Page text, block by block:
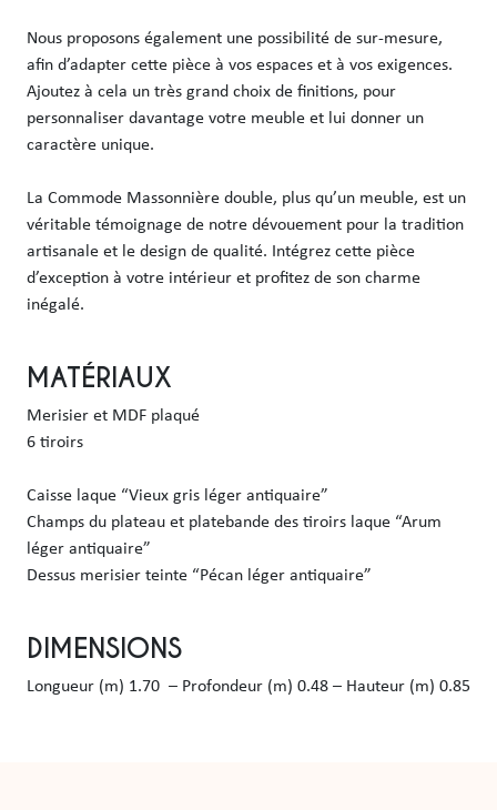
Nous proposons également une possibilité de sur-mesure,
afin d’adapter cette pièce à vos espaces et à vos exigences.
Ajoutez à cela un très grand choix de finitions, pour
personnaliser davantage votre meuble et lui donner un
caractère unique.
La Commode Massonnière double, plus qu’un meuble, est un
véritable témoignage de notre dévouement pour la tradition
artisanale et le design de qualité. Intégrez cette pièce
d’exception à votre intérieur et profitez de son charme
inégalé.
MATÉRIAUX
Merisier et MDF plaqué
6 tiroirs
Caisse laque “Vieux gris léger antiquaire”
Champs du plateau et platebande des tiroirs laque “Arum
léger antiquaire”
Dessus merisier teinte “Pécan léger antiquaire”
DIMENSIONS